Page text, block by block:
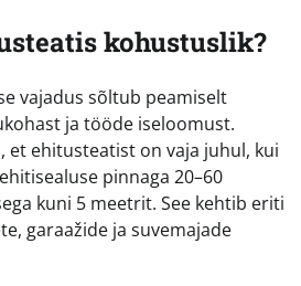
kohustuslik?
vajadus sõltub peamiselt
ja tööde iseloomust.
et ehitusteatist on vaja juhul, kui
pinnaga 20–60
kuni 5 meetrit. See kehtib eriti
garaažide ja suvemajade